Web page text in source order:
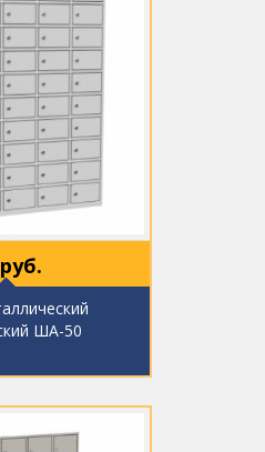
руб.
ША-50